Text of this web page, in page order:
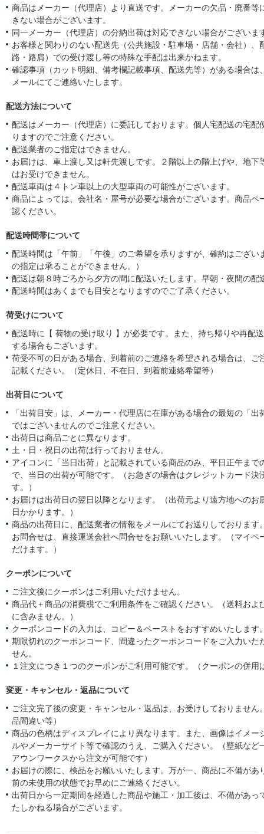
商品はメーカー（代理店）より直送です。メーカーの欠品・廃番等
きない場合がございます。
同一メーカー（代理店）の分納出荷は対応できない場合がございま
お客様と関わりのない配送先（公共施設・駐車場・店舗・会社）、
路・路肩）での受け渡し等の特殊な手配は出来かねます。
確認事項（カット明細、備考欄記載事項、配送先等）がある場合は
メールにてご連絡いたします。
配送方法について
配送はメーカー（代理店）に委託しております。個人宅配送の宅配
りますのでご注意ください。
配送業者のご指定はできません。
お届けは、車上渡し又は軒先渡しです。２階以上の階上げや、地下
はお受けできません。
配送車両は４トン車以上の大型車両の可能性がございます。
商品によっては、会社名・屋号が必要な場合がございます。商品ペ
認ください。
配送時間帯について
配送時間は「午前」「午後」のご希望を承りますが、確約はござい
の指定は承ることができません。）
配送は朝８時ごろから夕方の間に配送いたします。早朝・夜間の配
配送時間はあくまでも目安となりますのでご了承ください。
荷受けについて
配送時に【 荷物の受け取り 】が必要です。また、持ち帰りや再配
する場合もございます。
荷受不可の日がある場合、到着前のご連絡を希望される場合は、ご
記載ください。（定休日、不在日、到着前連絡希望等）
出荷日について
「出荷目安」は、メーカー・代理店に在庫がある場合の最短の「出
ではございませんのでご注意ください。
出荷日は商品ごとに異なります。
土・日・祝日の出荷は行っておりません。
アイコンに「当日出荷」と記載されている商品のみ、平日正午まで
で、当日の出荷が可能です。（お急ぎの場合はクレジットカード決
す。）
お届けは出荷日の翌日以降となります。（出荷元より遠方地へのお
日かかります。）
商品の出荷日に、配送業者の情報をメールにてお送りしております
お問合せは、直接運送会社へ問合せをお願いいたします。（マイペ
だけます。）
クーポンについて
ご注文後にクーポンはご利用いただけません。
商品代＋商品の消費税でご利用条件をご確認ください。（送料およ
に含みません。）
クーポンコードの入力は、コピー＆ペーストをおすすめいたします
期限切れのクーポンコード、間違ったクーポンコードをご入力いた
せん。
１注文につき１つのクーポンがご利用可能です。（クーポンの併用
変更・キャンセル・返品について
ご注文完了後の変更・キャンセル・返品は、お受けしておりません
品間違い等）
商品の色柄はディスプレイにより異なります。また、画像はイメー
ルやメーカーサイト等で確認のうえ、ご購入ください。（壁紙など
アウンワークスから注文が可能です）
お届けの際に、検品をお願いいたします。万が一、商品に不備があ
前の未使用の状態でお早めにご連絡ください。
出荷日から一定期間を経過した商品や施工・加工後は、不備があっ
たしかねる場合がございます。